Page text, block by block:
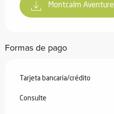
Montcalm Aventure
Formas de pago
Tarjeta bancaria/crédito
Consulte